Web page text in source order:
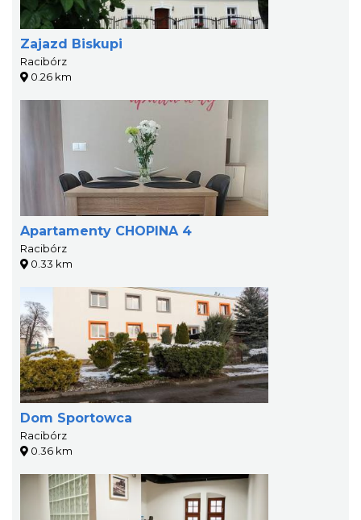
Zajazd Biskupi
Racibórz
0.26 km
Apartamenty CHOPINA 4
Racibórz
0.33 km
Dom Sportowca
Racibórz
0.36 km